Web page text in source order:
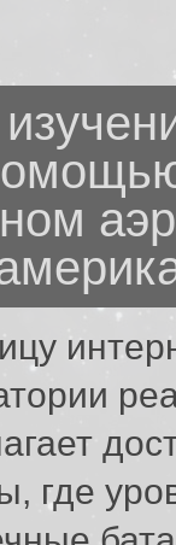
где